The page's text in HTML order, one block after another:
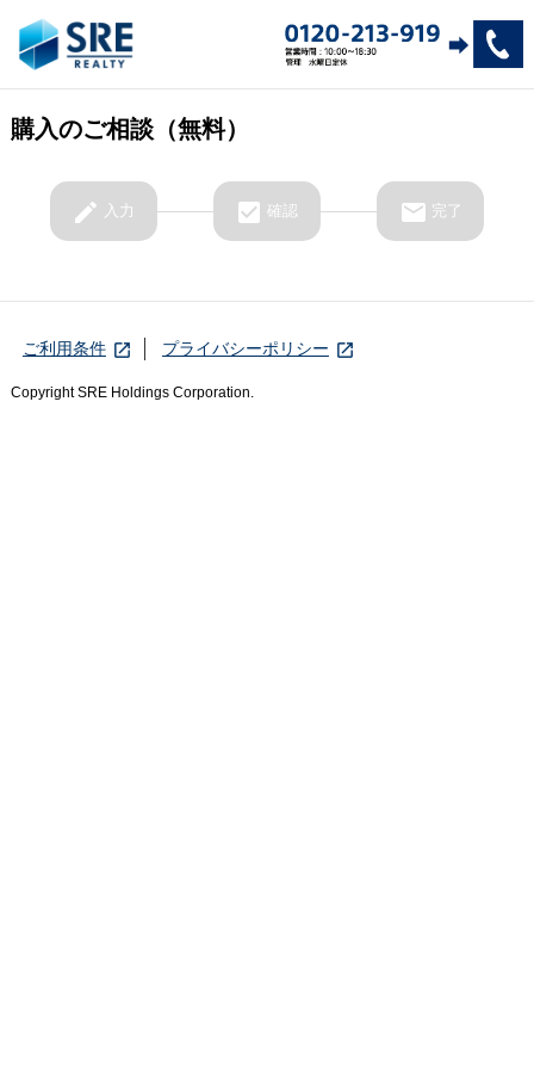
購入のご相談（無料）
edit 入力 check_box 確認 email 完了
ご利用条件 launch プライバシーポリシー launch
Copyright SRE Holdings Corporation.